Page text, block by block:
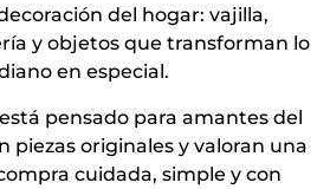
del hogar: vajilla,
y objetos que transforman lo
en especial.
pensado para amantes del
piezas originales y valoran una
cuidada, simple y con